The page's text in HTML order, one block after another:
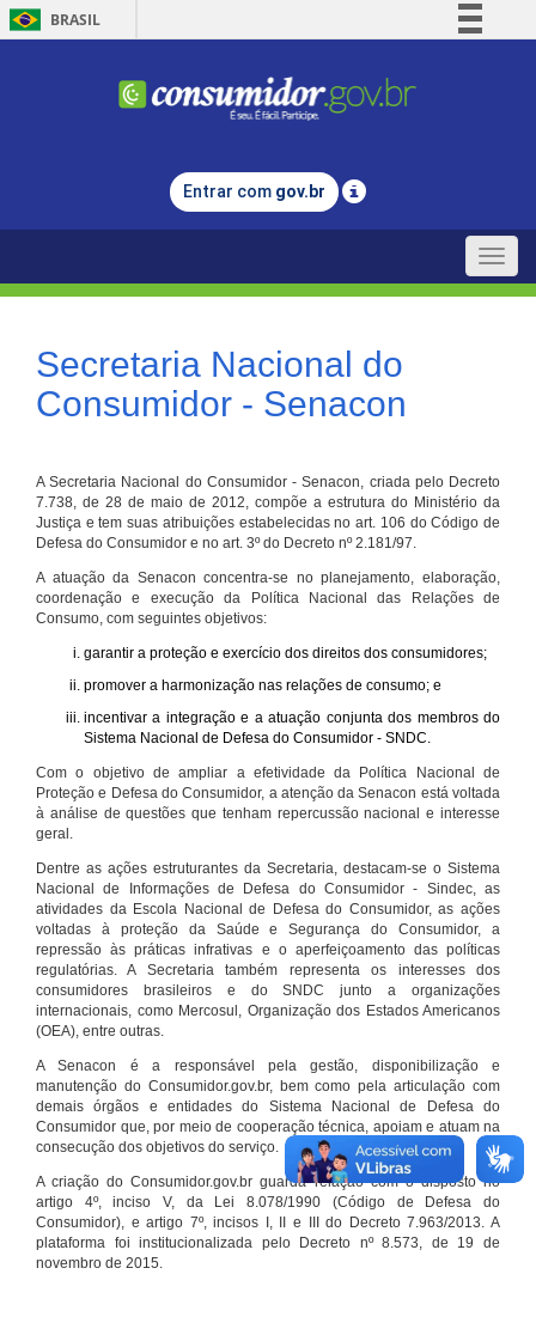
BRASIL
Comunica BR
Legislação
Entrar com gov.br
Toggle
Secretaria Nacional do
Consumidor - Senacon
A Secretaria Nacional do Consumidor - Senacon, criada pelo Decreto
7.738, de 28 de maio de 2012, compõe a estrutura do Ministério da
Justiça e tem suas atribuições estabelecidas no art. 106 do Código de
Defesa do Consumidor e no art. 3º do Decreto nº 2.181/97.
A atuação da Senacon concentra-se no planejamento, elaboração,
coordenação e execução da Política Nacional das Relações de
Consumo, com seguintes objetivos:
garantir a proteção e exercício dos direitos dos consumidores;
promover a harmonização nas relações de consumo; e
incentivar a integração e a atuação conjunta dos membros do
Sistema Nacional de Defesa do Consumidor - SNDC.
Com o objetivo de ampliar a efetividade da Política Nacional de
Proteção e Defesa do Consumidor, a atenção da Senacon está voltada
à análise de questões que tenham repercussão nacional e interesse
geral.
Dentre as ações estruturantes da Secretaria, destacam-se o Sistema
Nacional de Informações de Defesa do Consumidor - Sindec, as
atividades da Escola Nacional de Defesa do Consumidor, as ações
voltadas à proteção da Saúde e Segurança do Consumidor, a
repressão às práticas infrativas e o aperfeiçoamento das políticas
regulatórias. A Secretaria também representa os interesses dos
consumidores brasileiros e do SNDC junto a organizações
internacionais, como Mercosul, Organização dos Estados Americanos
(OEA), entre outras.
A Senacon é a responsável pela gestão, disponibilização e
manutenção do Consumidor.gov.br, bem como pela articulação com
demais órgãos e entidades do Sistema Nacional de Defesa do
Consumidor que, por meio de cooperação técnica, apoiam e atuam na
consecução dos objetivos do serviço.
A criação do Consumidor.gov.br guarda relação com o disposto no
artigo 4º, inciso V, da Lei 8.078/1990 (Código de Defesa do
Consumidor), e artigo 7º, incisos I, II e III do Decreto 7.963/2013. A
plataforma foi institucionalizada pelo Decreto nº 8.573, de 19 de
novembro de 2015.